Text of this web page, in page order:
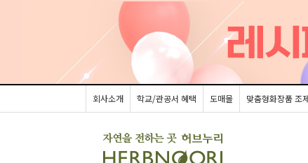
회사소개 학교/관공서 혜택 도매몰 맞춤형화장품 조